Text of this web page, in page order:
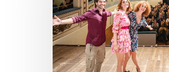
compie
160
anni